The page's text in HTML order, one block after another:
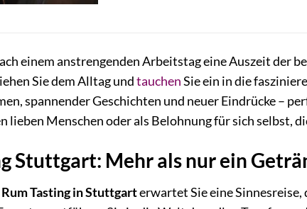
einem anstrengenden Arbeitstag eine Auszeit der
Sie dem Alltag undtauchenSie ein in die
spannender Geschichten und neuer Eindrücke –
lieben Menschen oder als Belohnung für sich selbst,
Stuttgart: Mehr als nur ein
Tasting in Stuttgarterwartet Sie eine